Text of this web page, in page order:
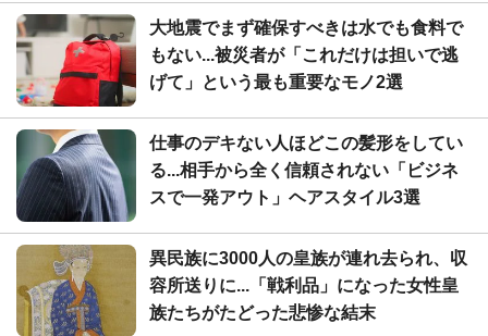
大地震でまず確保すべきは水でも食料で
もない...被災者が「これだけは担いで逃
げて」という最も重要なモノ2選
仕事のデキない人ほどこの髪形をしてい
る...相手から全く信頼されない「ビジネ
スで一発アウト」ヘアスタイル3選
異民族に3000人の皇族が連れ去られ、収
容所送りに...「戦利品」になった女性皇
族たちがたどった悲惨な結末